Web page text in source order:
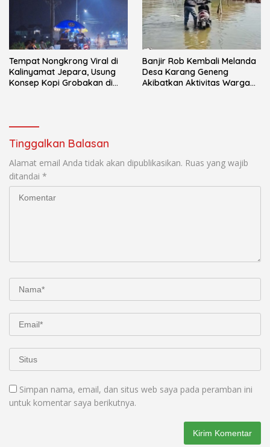
Tempat Nongkrong Viral di
Kalinyamat Jepara, Usung
Konsep Kopi Grobakan di
Banjir Rob Kembali Melanda
Desa Karang Geneng
Akibatkan Aktivitas Warga
Tinggalkan Balasan
Alamat email Anda tidak akan dipublikasikan. Ruas yang wajib
ditandai *
Simpan nama, email, dan situs web saya pada peramban ini
untuk komentar saya berikutnya.